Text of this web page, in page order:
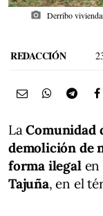
photo_camera Derribo
REDACCIÓN
LaComunidad
demolición de
forma ilegal en
Tajuña, en el